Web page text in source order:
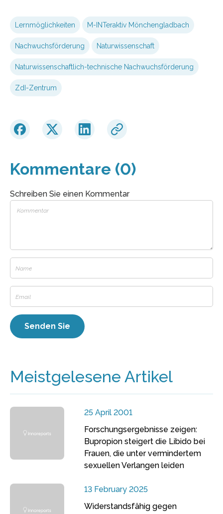
Lernmöglichkeiten M-INTeraktiv Mönchengladbach
Nachwuchsförderung Naturwissenschaft
Naturwissenschaftlich-technische Nachwuchsförderung
ZdI-Zentrum
Kommentare (0)
Schreiben Sie einen Kommentar
Meistgelesene Artikel
25 April 2001
Forschungsergebnisse zeigen:
Bupropion steigert die Libido bei
Frauen, die unter vermindertem
sexuellen Verlangen leiden
13 February 2025
Widerstandsfähig gegen